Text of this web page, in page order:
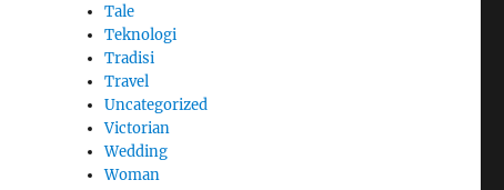
Tale
Teknologi
Tradisi
Travel
Uncategorized
Victorian
Wedding
Woman